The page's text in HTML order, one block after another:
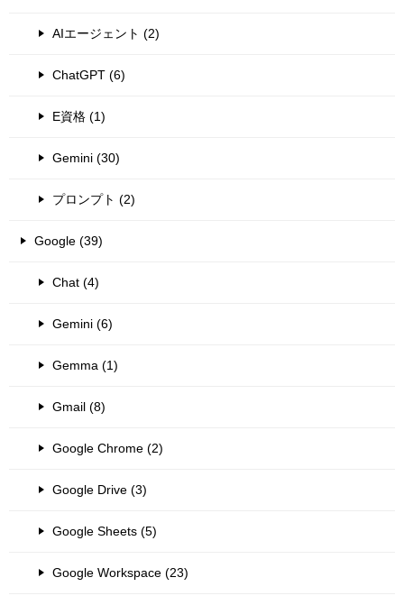
AIエージェント (2)
ChatGPT (6)
E資格 (1)
Gemini (30)
プロンプト (2)
Google (39)
Chat (4)
Gemini (6)
Gemma (1)
Gmail (8)
Google Chrome (2)
Google Drive (3)
Google Sheets (5)
Google Workspace (23)